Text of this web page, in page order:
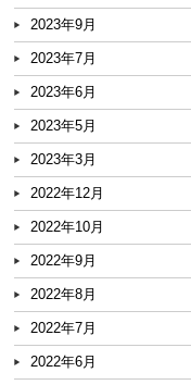
2023年9月
2023年7月
2023年6月
2023年5月
2023年3月
2022年12月
2022年10月
2022年9月
2022年8月
2022年7月
2022年6月